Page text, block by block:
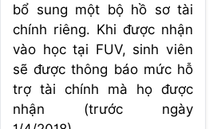
bổ sung một bộ hồ sơ tài
chính riêng. Khi được nhận
vào học tại FUV, sinh viên
sẽ được thông báo mức hỗ
trợ tài chính mà họ được
nhận (trước ngày